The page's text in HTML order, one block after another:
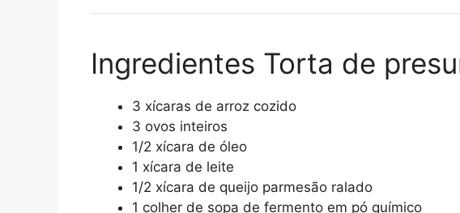
Ingredientes Torta de
3 xícaras de arroz cozido
3 ovos inteiros
1/2 xícara de óleo
1 xícara de leite
1/2 xícara de queijo parmesão ralado
1 colher de sopa de fermento em pó químico